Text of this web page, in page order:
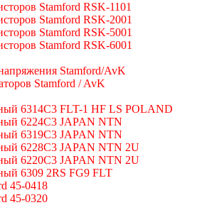
Stamford RSK-1101
Stamford RSK-2001
Stamford RSK-5001
Stamford RSK-6001
Stamford/AvK
Stamford / AvK
6314C3 FLT-1 HF LS POLAND
6224С3 JAPAN NTN
6319C3 JAPAN NTN
6228C3 JAPAN NTN 2U
6220C3 JAPAN NTN 2U
6309 2RS FG9 FLT
45-0418
45-0320